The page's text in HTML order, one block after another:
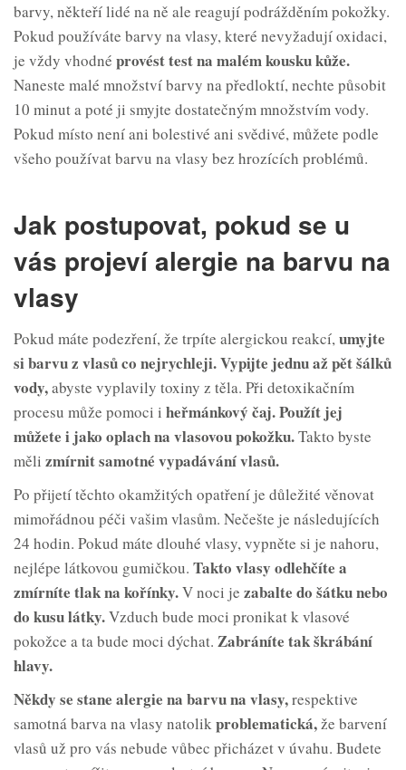
barvy, někteří lidé na ně ale reagují podrážděním pokožky.
Pokud používáte barvy na vlasy, které nevyžadují oxidaci,
je vždy vhodné provést test na malém kousku kůže.
Naneste malé množství barvy na předloktí, nechte působit
10 minut a poté ji smyjte dostatečným množstvím vody.
Pokud místo není ani bolestivé ani svědivé, můžete podle
všeho používat barvu na vlasy bez hrozících problémů.
Jak postupovat, pokud se u
vás projeví alergie na barvu na
vlasy
Pokud máte podezření, že trpíte alergickou reakcí,umyjte
si barvu z vlasů co nejrychleji.Vypijte jednu až pět šálků
vody,abyste vyplavily toxiny z těla. Při detoxikačním
procesu může pomoci i heřmánkový čaj.Použít jej
můžete i jako oplach na vlasovou pokožku.Takto byste
měli zmírnit samotné vypadávání vlasů.
Po přijetí těchto okamžitých opatření je důležité věnovat
mimořádnou péči vašim vlasům. Nečešte je následujících
24 hodin. Pokud máte dlouhé vlasy, vypněte si je nahoru,
nejlépe látkovou gumičkou. Takto vlasy odlehčíte a
zmírníte tlak na kořínky.V noci je zabalte do šátku nebo
do kusu látky.Vzduch bude moci pronikat k vlasové
pokožce a ta bude moci dýchat. Zabráníte tak škrábání
hlavy.
Někdy se stane alergie na barvu na vlasy,respektive
samotná barva na vlasy natolikproblematická,že barvení
vlasů už pro vás nebude vůbec přicházet v úvahu. Budete